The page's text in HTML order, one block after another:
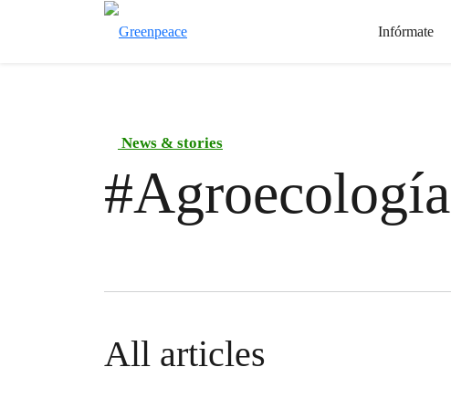
Infórmate
News & stories
#Agroecología
All articles